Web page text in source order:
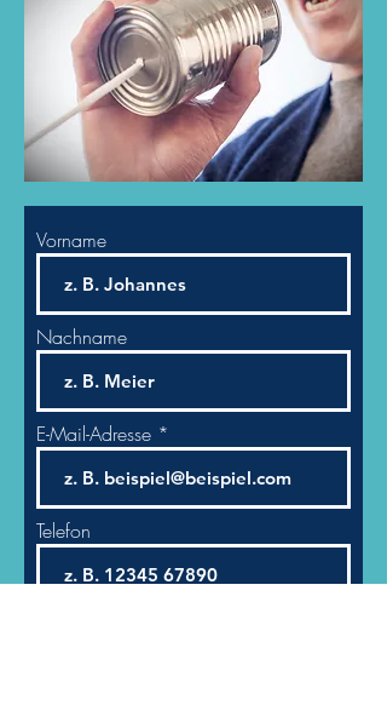
Vorname
Nachname
E-Mail-Adresse
Telefon